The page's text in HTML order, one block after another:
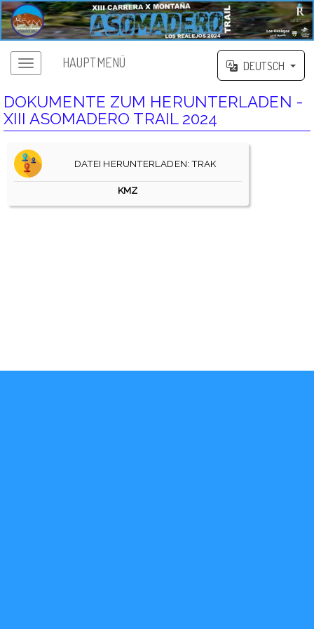
HAUPTMENÜ DEUTSCH
DOKUMENTE ZUM HERUNTERLADEN -
XIII ASOMADERO TRAIL 2024
DATEI HERUNTERLADEN: TRAK
KMZ